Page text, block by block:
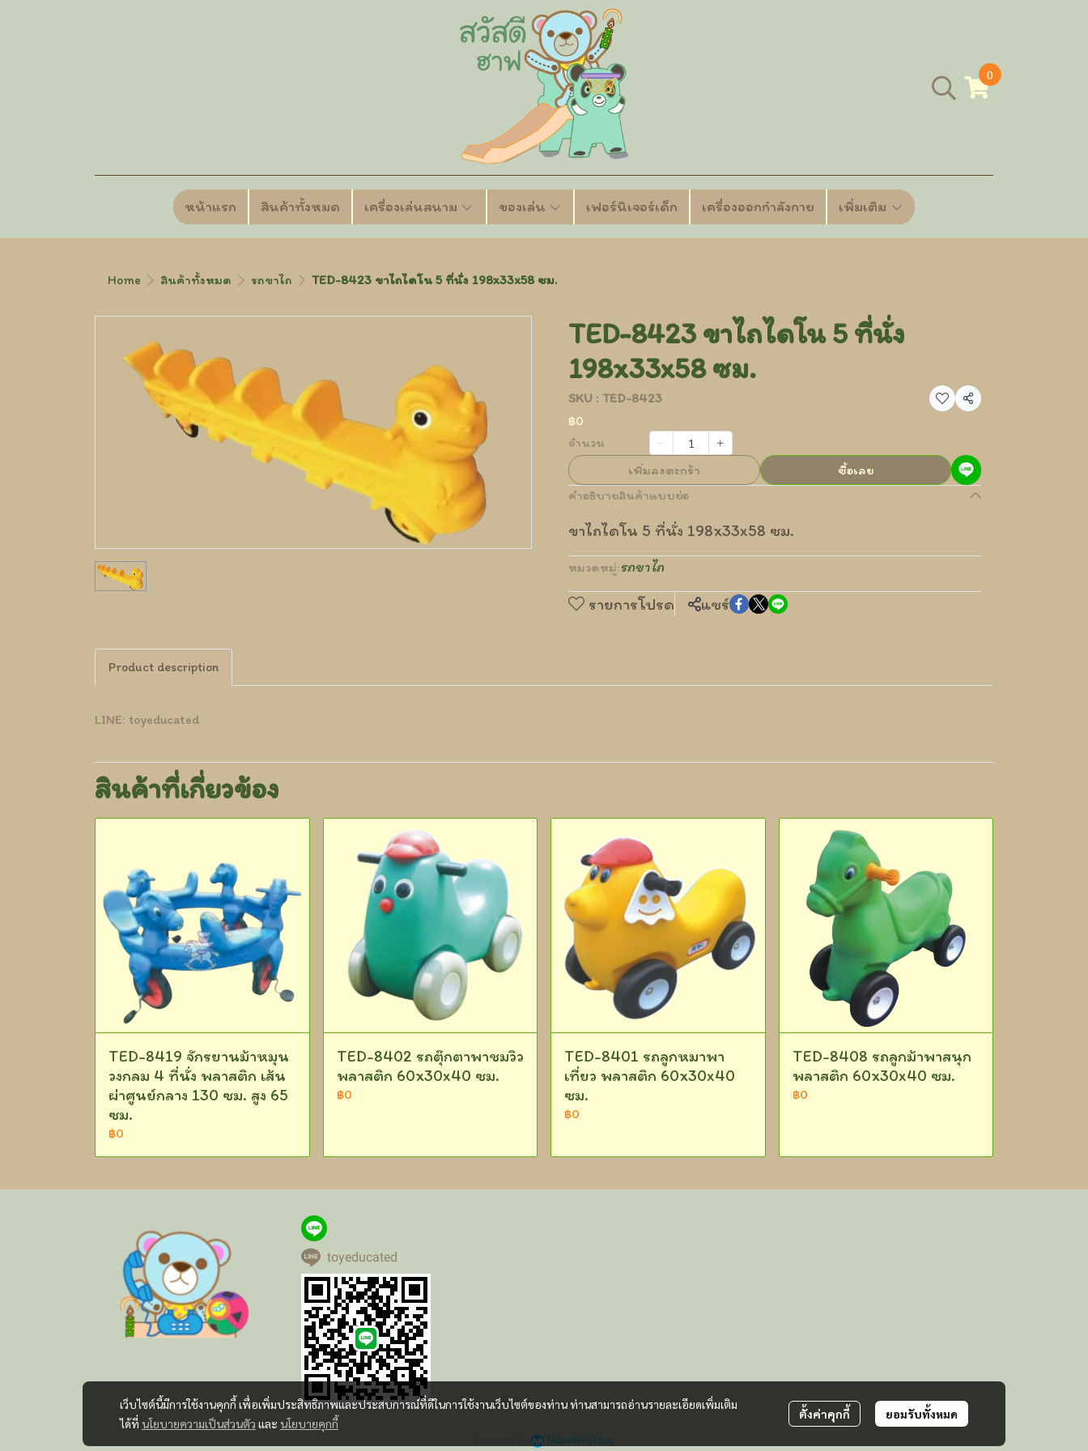
0
หน้าแรก สินค้าทั้งหมด เครื่องเล่นสนาม ของเล่น เฟอร์นิเจอร์เด็ก เครื่องออกกำลังกาย เพิ่มเติม
Home สินค้าทั้งหมด รถขาไถ TED-8423 ขาไถไดโน 5 ที่นั่ง 198x33x58 ซม.
TED-8423 ขาไถไดโน 5 ที่นั่ง
198x33x58 ซม.
SKU : TED-8423
แชร์
฿0
จำนวน
เพิ่มลงตะกร้า
ซื้อเลย
คำอธิบายสินค้าแบบย่อ
ขาไถไดโน 5 ที่นั่ง 198x33x58 ซม.
หมวดหมู่:รถขาไถ
รายการโปรด แชร์
Product description
LINE: toyeducated
สินค้าที่เกี่ยวข้อง
TED-8419 จักรยานม้าหมุน
วงกลม 4 ที่นั่ง พลาสติก เส้น
ผ่าศูนย์กลาง 130 ซม. สูง 65
ซม.
฿0
TED-8402 รถตุ๊กตาพาชมวิว
พลาสติก 60x30x40 ซม.
฿0
TED-8401 รถลูกหมาพา
เที่ยว พลาสติก 60x30x40
ซม.
฿0
TED-8408 รถลูกม้าพาสนุก
พลาสติก 60x30x40 ซม.
฿0
เว็บไซต์นี้มีการใช้งานคุกกี้ เพื่อเพิ่มประสิทธิภาพและประสบการณ์ที่ดีในการใช้งานเว็บไซต์ของท่าน ท่านสามารถอ่านรายละเอียดเพิ่มเติม
ได้ที่ นโยบายความเป็นส่วนตัว และ นโยบายคุกกี้
ตั้งค่าคุกกี้ ยอมรับทั้งหมด
toyeducated
MakeWebEasy